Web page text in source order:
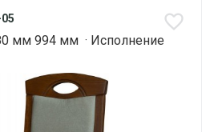
мм 994 мм · Исполнение